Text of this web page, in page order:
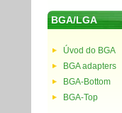
BGA/LGA
Úvod do BGA
BGA adapters
BGA-Bottom
BGA-Top